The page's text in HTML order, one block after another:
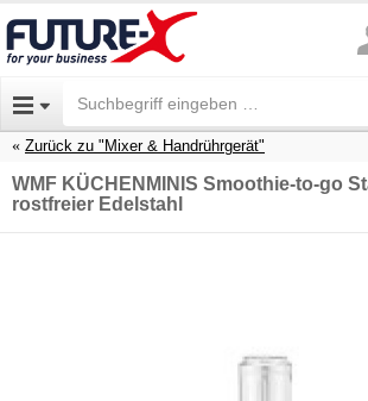
Zurück zu "Mixer & Handrührgerät"
WMF KÜCHENMINIS Smoothie-to-go
rostfreier Edelstahl